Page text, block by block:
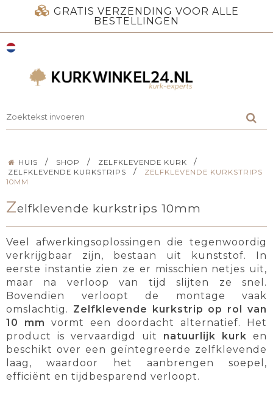
GRATIS VERZENDING VOOR ALLE
BESTELLINGEN
HUIS / SHOP / ZELFKLEVENDE KURK /
ZELFKLEVENDE KURKSTRIPS /
ZELFKLEVENDE KURKSTRIPS
10MM
Zelfklevende kurkstrips 10mm
Veel afwerkingsoplossingen die tegenwoordig
verkrijgbaar zijn, bestaan uit kunststof. In
eerste instantie zien ze er misschien netjes uit,
maar na verloop van tijd slijten ze snel.
Bovendien verloopt de montage vaak
omslachtig. Zelfklevende kurkstrip op rol van
10 mm
vormt een doordacht alternatief. Het
product is vervaardigd uit natuurlijk kurk en
beschikt over een geïntegreerde zelfklevende
laag, waardoor het aanbrengen soepel,
efficiënt en tijdbesparend verloopt.